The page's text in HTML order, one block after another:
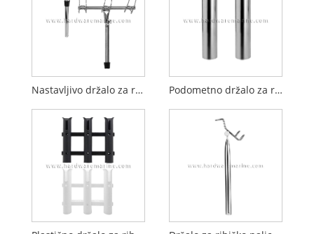
Nastavljivo držalo za ribiško palico s trojnim obročem iz nerjavečega jekla Marine Boat 316 Podometno držalo za ribiško palico iz nerjavečega jekla 316